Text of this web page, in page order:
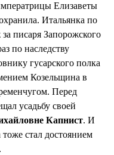
Елизаветы
Итальянка по
писаря Запорожского
по наследству
гусарского полка
Козельщина в
Перед
усадьбу своей
Капнист. И
стал достоянием